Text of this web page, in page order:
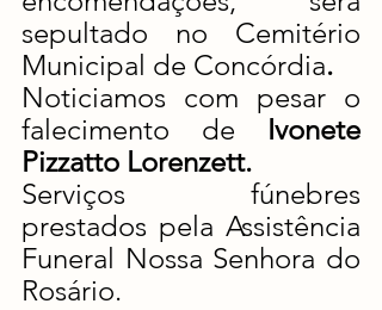
sepultado no Cemitério
Municipal de Concórdia.
Noticiamos com pesar o
falecimento de Ivonete
Pizzatto Lorenzett.
Serviços fúnebres
prestados pela Assistência
Funeral Nossa Senhora do
Rosário.